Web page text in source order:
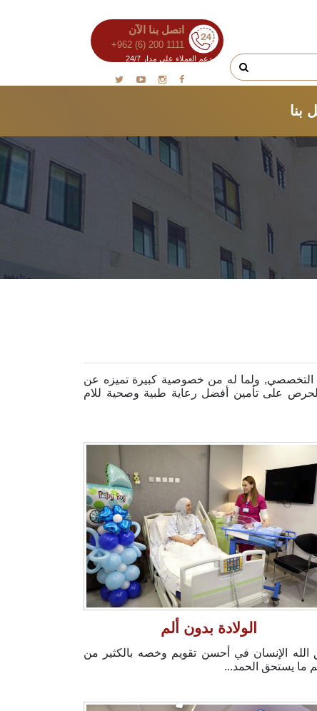
اتصل بنا الآن
+962 (6) 200 1111
دعم العملاء على مدار 24/7
بنا
التخصصي, ولما له من خصوصية كبيرة تميزه عن
على تأمين أفضل رعاية طبية وصحية للام
الولادة بدون ألم
الله الإنسان في أحسن تقويم وخصه بالكثير من
ما يستحق الحمد...